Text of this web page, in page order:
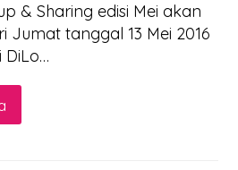
& Sharing edisi Mei akan
Jumat tanggal 13 Mei 2016
DiLo…